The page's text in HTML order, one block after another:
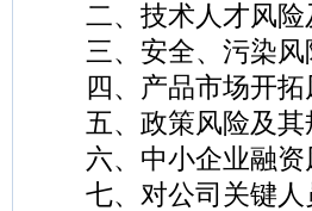
二、技术人才风险
三、安全、污染风
四、产品市场开拓
五、政策风险及其
六、中小企业融资
七、对公司关键人